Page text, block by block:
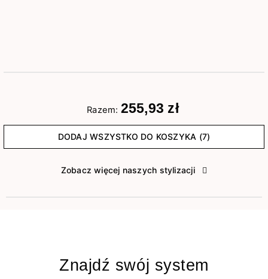
Razem: 255,93 zł
DODAJ WSZYSTKO DO KOSZYKA (7)
Zobacz więcej naszych stylizacji
Znajdź swój system